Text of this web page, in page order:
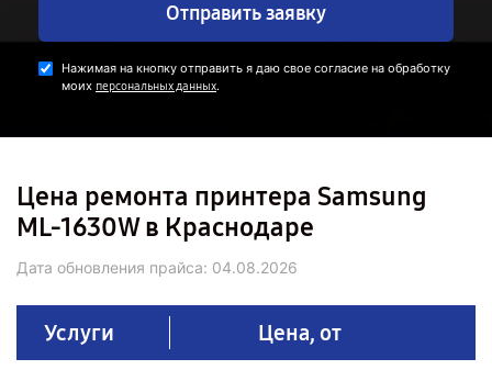
Отправить заявку
Нажимая на кнопку отправить я даю свое согласие на обработку
моих персональных данных.
Цена ремонта принтера Samsung
ML-1630W в Краснодаре
Дата обновления прайса: 04.08.2026
Услуги Цена, от